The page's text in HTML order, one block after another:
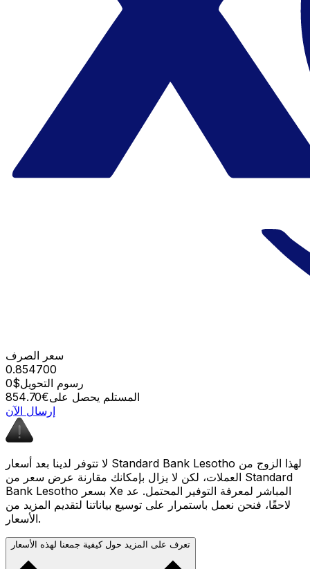
سعر الصرف
0.854700
رسوم التحويل$0
المستلم يحصل على€854.70
إرسال الآن
لا تتوفر لدينا بعد أسعار Standard Bank Lesotho لهذا الزوج من
العملات، لكن لا يزال بإمكانك مقارنة عرض سعر من Standard
Bank Lesotho بسعر Xe المباشر لمعرفة التوفير المحتمل. عد
لاحقًا، فنحن نعمل باستمرار على توسيع بياناتنا لتقديم المزيد من
الأسعار.
تعرف على المزيد حول كيفية جمعنا لهذه الأسعار